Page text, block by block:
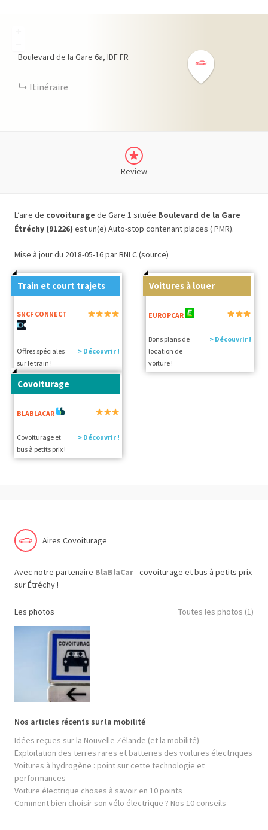
Boulevard de la Gare 6a IDF FR
Itinéraire
Review
L’aire de covoiturage de Gare 1 située Boulevard de la Gare
Étréchy (91226) est un(e) Auto-stop contenant places ( PMR).
Mise à jour du 2018-05-16 par BNLC (source)
Train et court trajets
SNCF CONNECT
Offres spéciales
sur le train !
> Découvrir !
Voitures à louer
EUROPCAR
Bons plans de
location de
voiture !
> Découvrir !
Covoiturage
BLABLACAR
Covoiturage et
bus à petits prix !
> Découvrir !
Aires Covoiturage
Avec notre partenaire BlaBlaCar- covoiturage et bus à petits prix
sur Étréchy !
Les photos Toutes les photos (1)
Nos articles récents sur la mobilité
Idées reçues sur la Nouvelle Zélande (et la mobilité)
Exploitation des terres rares et batteries des voitures électriques
Voitures à hydrogène : point sur cette technologie et
performances
Voiture électrique choses à savoir en 10 points
Comment bien choisir son vélo électrique ? Nos 10 conseils